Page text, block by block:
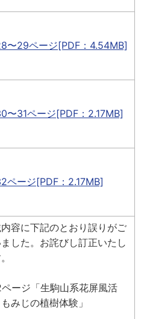
〜29ページ[PDF：4.54MB]
〜31ページ[PDF：2.17MB]
ページ[PDF：2.17MB]
容に下記のとおり誤りがご
した。お詫びし訂正いたし
ページ「生駒山系花屏風活
みじの植樹体験」